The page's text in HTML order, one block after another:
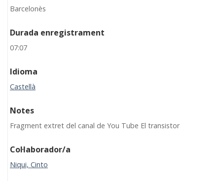
Barcelonès
Durada enregistrament
07:07
Idioma
Castellà
Notes
Fragment extret del canal de You Tube El transistor
Col·laborador/a
Niqui, Cinto